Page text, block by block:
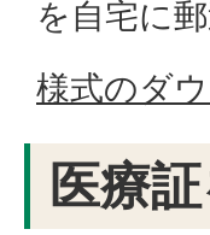
を自宅に
様式のダ
医療